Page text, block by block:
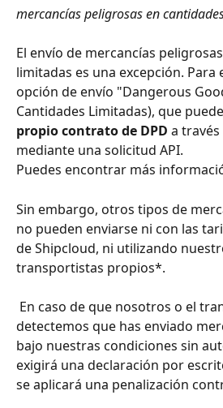
mercancías peligrosas en
El envío de mercancías
limitadas es una excepción. Para
opción de envío "Dangerous
Cantidades Limitadas), que
propio contrato de DPD a
mediante una solicitud API.
Puedes encontrar más
Sin embargo, otros tipos de
no pueden enviarse ni con las
de Shipcloud, ni utilizando
transportistas propios*.
detectemos que has enviado
bajo nuestras condiciones sin
exigirá una declaración por
se aplicará una penalización